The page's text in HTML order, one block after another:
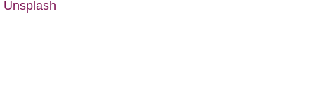
Unsplash